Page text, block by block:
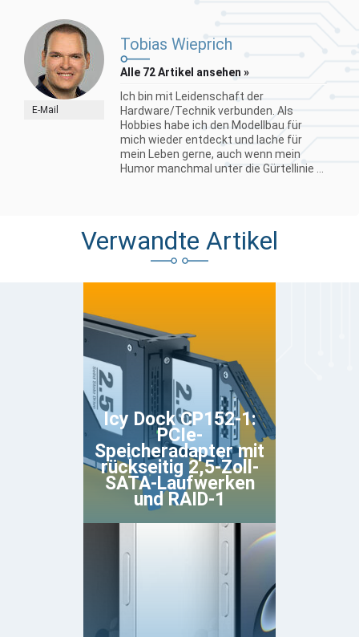
E-Mail
Tobias Wieprich
Alle 72 Artikel ansehen »
Ich bin mit Leidenschaft der
Hardware/Technik verbunden. Als
Hobbies habe ich den Modellbau für
mich wieder entdeckt und lache für
mein Leben gerne, auch wenn mein
Humor manchmal unter die Gürtellinie ...
Verwandte Artikel
Icy Dock CP152-1:
PCIe-
Speicheradapter mit
rückseitig 2,5-Zoll-
SATA-Laufwerken
und RAID-1